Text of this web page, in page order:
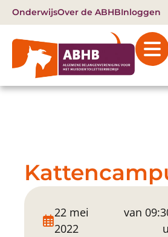
OnderwijsOver de ABHBInloggen
22 mei
2022
van